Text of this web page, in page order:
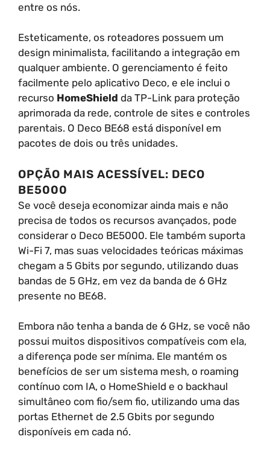
entre os nós.
Esteticamente, os roteadores possuem um
design minimalista, facilitando a integração em
qualquer ambiente. O gerenciamento é feito
facilmente pelo aplicativo Deco, e ele inclui o
recurso HomeShield da TP-Link para proteção
aprimorada da rede, controle de sites e controles
parentais. O Deco BE68 está disponível em
pacotes de dois ou três unidades.
OPÇÃO MAIS ACESSÍVEL: DECO
BE5000
Se você deseja economizar ainda mais e não
precisa de todos os recursos avançados, pode
considerar o Deco BE5000. Ele também suporta
Wi-Fi 7, mas suas velocidades teóricas máximas
chegam a 5 Gbits por segundo, utilizando duas
bandas de 5 GHz, em vez da banda de 6 GHz
presente no BE68.
Embora não tenha a banda de 6 GHz, se você não
possui muitos dispositivos compatíveis com ela,
a diferença pode ser mínima. Ele mantém os
benefícios de ser um sistema mesh, o roaming
contínuo com IA, o HomeShield e o backhaul
simultâneo com fio/sem fio, utilizando uma das
portas Ethernet de 2.5 Gbits por segundo
disponíveis em cada nó.